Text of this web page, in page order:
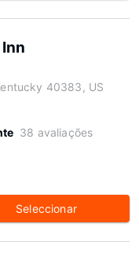
40383, US
38 avaliações
Seleccionar